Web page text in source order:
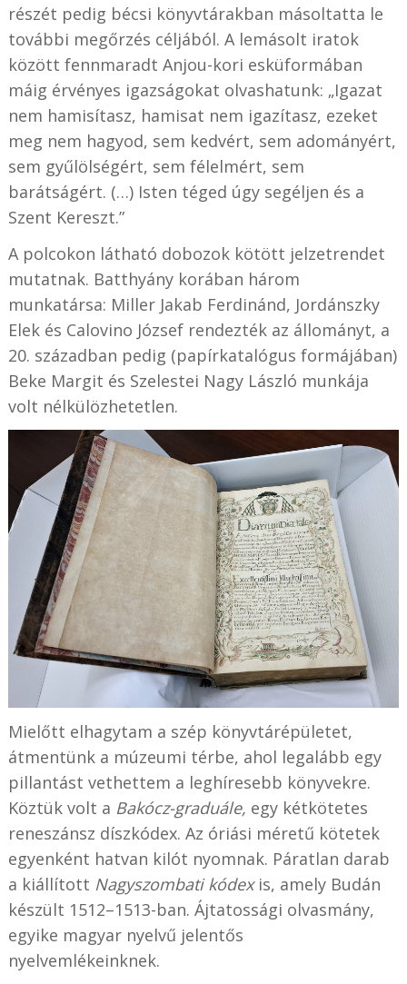
részét pedig bécsi könyvtárakban másoltatta le
további megőrzés céljából. A lemásolt iratok
között fennmaradt Anjou-kori esküformában
máig érvényes igazságokat olvashatunk: „Igazat
nem hamisítasz, hamisat nem igazítasz, ezeket
meg nem hagyod, sem kedvért, sem adományért,
sem gyűlölségért, sem félelmért, sem
barátságért. (…) Isten téged úgy segéljen és a
Szent Kereszt.”
A polcokon látható dobozok kötött jelzetrendet
mutatnak. Batthyány korában három
munkatársa: Miller Jakab Ferdinánd, Jordánszky
Elek és Calovino József rendezték az állományt, a
20. században pedig (papírkatalógus formájában)
Beke Margit és Szelestei Nagy László munkája
volt nélkülözhetetlen.
Mielőtt elhagytam a szép könyvtárépületet,
átmentünk a múzeumi térbe, ahol legalább egy
pillantást vethettem a leghíresebb könyvekre.
Köztük volt a Bakócz-graduále, egy kétkötetes
reneszánsz díszkódex. Az óriási méretű kötetek
egyenként hatvan kilót nyomnak. Páratlan darab
a kiállított Nagyszombati kódex is, amely Budán
készült 1512–1513-ban. Ájtatossági olvasmány,
egyike magyar nyelvű jelentős
nyelvemlékeinknek.